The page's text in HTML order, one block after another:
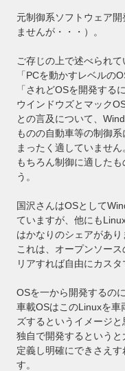
元制御系ソフトウェア
ませんが・・・）。
ご存じの上で述べられて
「PCを動かすレベルの
「されどOSを開発する
ウインドウズとマック
との言及について、
ものの自動車等の制御
まったく適していません
もちろん制御に適した
う。
国沢さんはOSとして
ていますが、他にも
はかなりのシェアがあり
これは、オープンソー
リアすれば自由にカス
OSを一から開発するの
車載OSはこのLinuxを車
ズするというイメージと
独自で開発するという
定義し明確にできさえ
す。